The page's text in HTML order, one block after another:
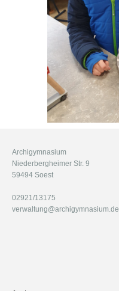
Archigymnasium
Niederbergheimer Str. 9
59494 Soest
02921/13175
verwaltung@archigymnasium.de